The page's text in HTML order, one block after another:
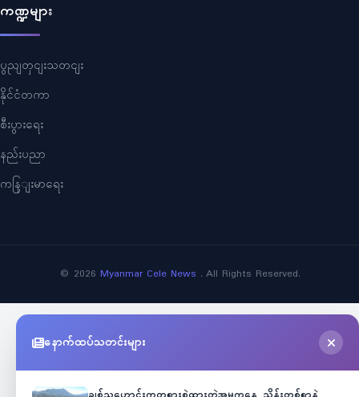
ကဏ္ဍများ
ပွညျတှငျးသတငျး
နိုင်ငံတကာ
စီးပွားရေး
နည်းပညာ
ကနြျးမာရေး
© 2026 Myanmar Cele News . All Rights Reserved.
နောက်ထပ်သတင်းများ